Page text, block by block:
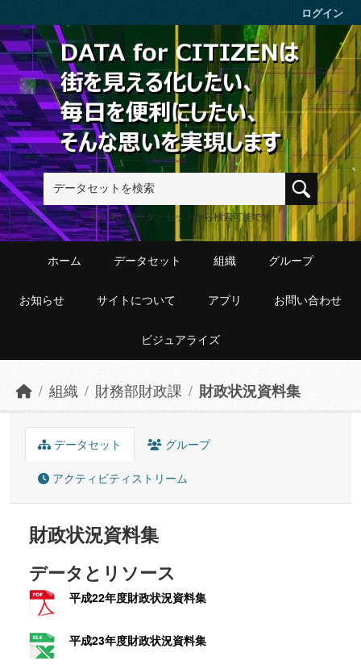
ログイン
411件のデータ・セットから検索可能です
ホーム データセット 組織 グループ
お知らせ サイトについて アプリ お問い合わせ
ビジュアライズ
組織 財務部財政課 財政状況資料集
データセット グループ
アクティビティストリーム
財政状況資料集
データとリソース
平成22年度財政状況資料集
平成23年度財政状況資料集